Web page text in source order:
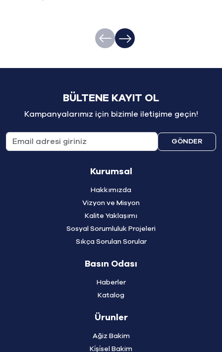
BÜLTENE KAYIT OL
Kampanyalarımız için bizimle iletişime geçin!
GÖNDER
Kurumsal
Hakkımızda
Vizyon ve Misyon
Kalite Yaklaşımı
Sosyal Sorumluluk Projeleri
Sıkça Sorulan Sorular
Basın Odası
Haberler
Katalog
Ürunler
Ağiz Bakim
Ki̇şi̇sel Bakim